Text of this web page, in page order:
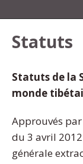
Statuts
Statuts de la
monde
Approuvés
du 3 avril
générale